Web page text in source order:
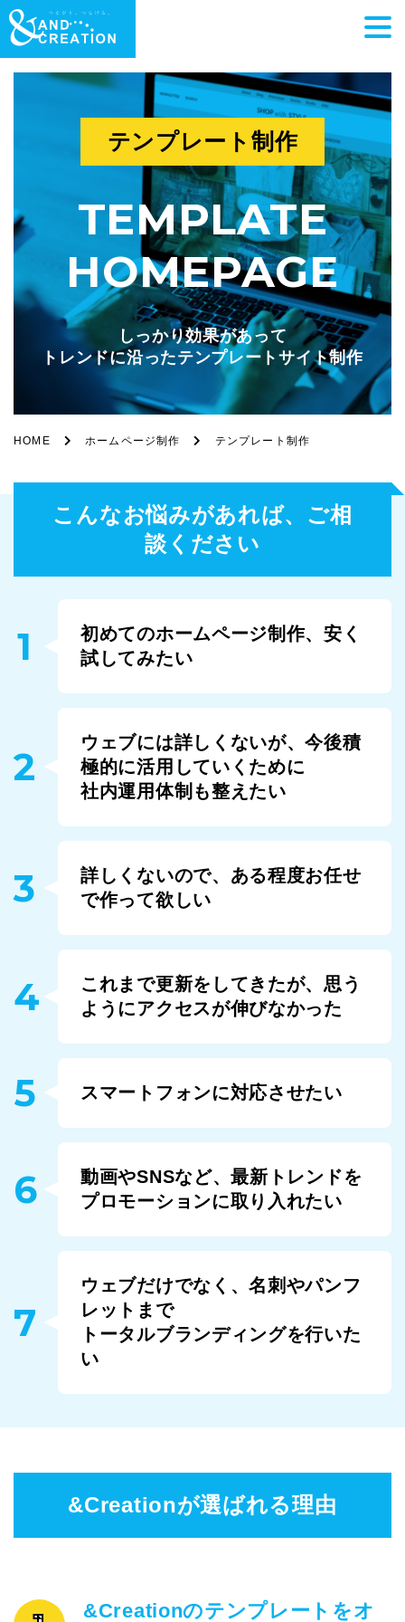
テンプレート制作
TEMPLATE
HOMEPAGE
しっかり効果があって
トレンドに沿ったテンプレートサイト制作
HOME ホームページ制作 テンプレート制作
こんなお悩みがあれば、ご相
談ください
1
初めてのホームページ制作、安く
試してみたい
2
ウェブには詳しくないが、今後積
極的に活用していくために
社内運用体制も整えたい
3
詳しくないので、ある程度お任せ
で作って欲しい
4
これまで更新をしてきたが、思う
ようにアクセスが伸びなかった
5 スマートフォンに対応させたい
6
動画やSNSなど、最新トレンドを
プロモーションに取り入れたい
7
ウェブだけでなく、名刺やパンフ
レットまで
トータルブランディングを行いた
い
&Creationが選ばれる理由
&Creationのテンプレートをオ